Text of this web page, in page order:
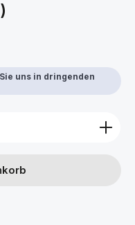
uns in dringenden
Wert ein